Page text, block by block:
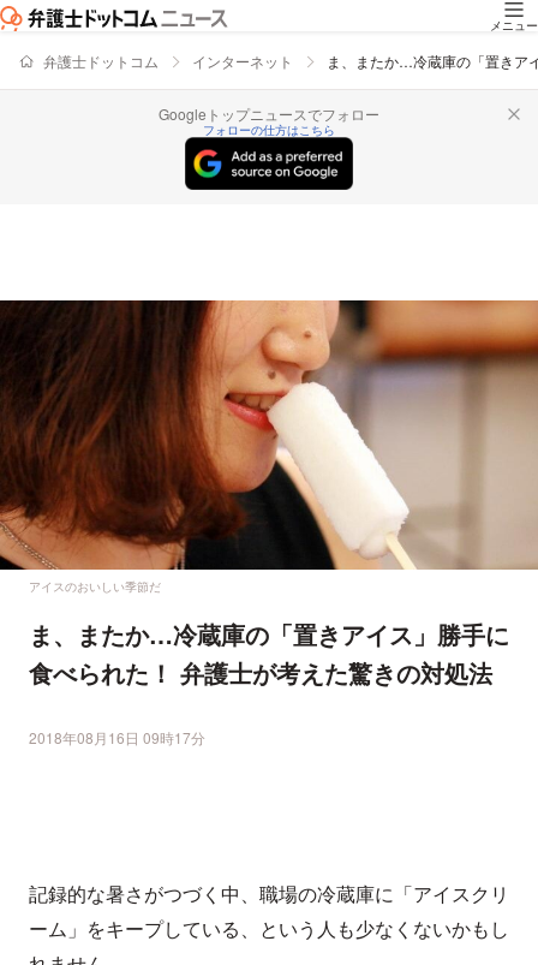
メニュー
弁護士ドットコム インターネット ま、またか…冷蔵庫の「置きア
Googleトップニュースでフォロー
フォローの仕方はこちら
アイスのおいしい季節だ
ま、またか…冷蔵庫の「置きアイス」勝手に
食べられた！ 弁護士が考えた驚きの対処法
2018年08月16日 09時17分
記録的な暑さがつづく中、職場の冷蔵庫に「アイスクリ
ーム」をキープしている、という人も少なくないかもし